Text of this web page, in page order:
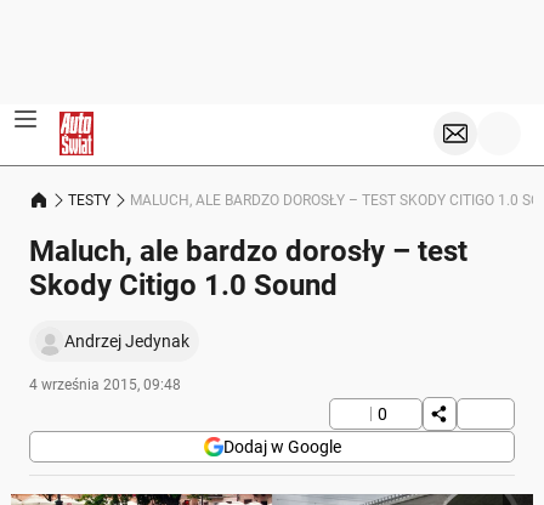
TESTY MALUCH, ALE BARDZO DOROSŁY – TEST SKODY CITIGO 1.0
Maluch, ale bardzo dorosły – test
Skody Citigo 1.0 Sound
Andrzej Jedynak
4 września 2015, 09:48
0
Dodaj w Google